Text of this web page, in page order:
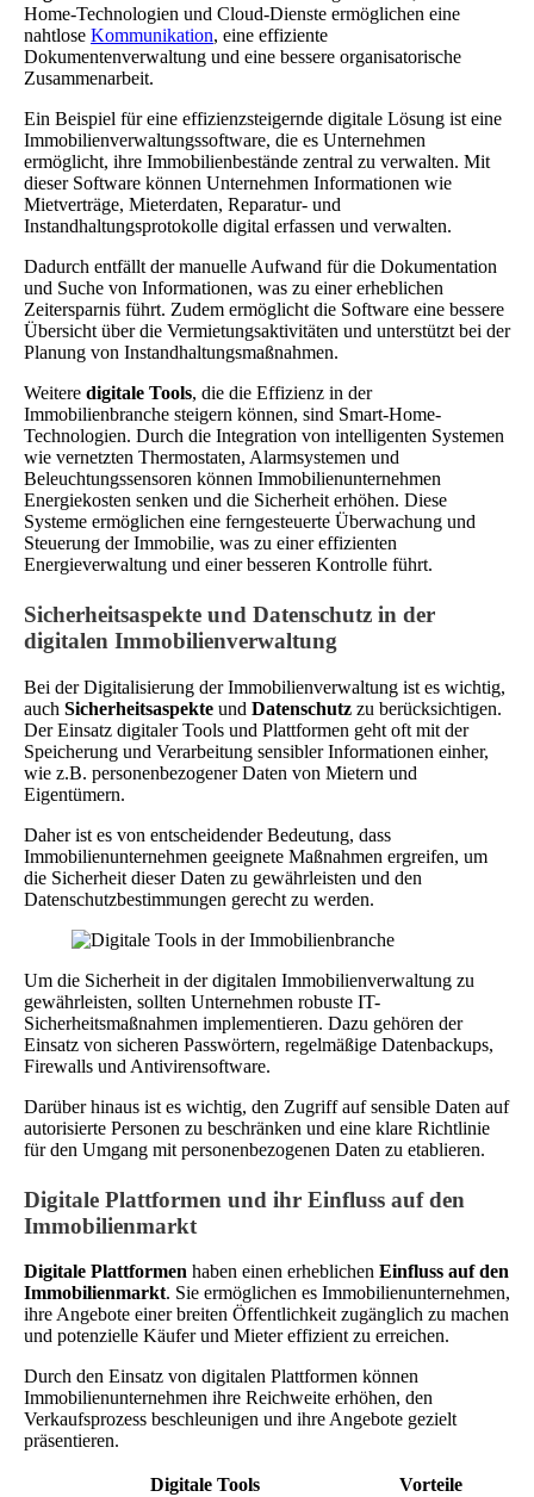
Home-Technologien und Cloud-Dienste ermöglichen eine
nahtlose Kommunikation, eine effiziente
Dokumentenverwaltung und eine bessere organisatorische
Zusammenarbeit.
Ein Beispiel für eine effizienzsteigernde digitale Lösung ist eine
Immobilienverwaltungssoftware, die es Unternehmen
ermöglicht, ihre Immobilienbestände zentral zu verwalten. Mit
dieser Software können Unternehmen Informationen wie
Mietverträge, Mieterdaten, Reparatur- und
Instandhaltungsprotokolle digital erfassen und verwalten.
Dadurch entfällt der manuelle Aufwand für die Dokumentation
und Suche von Informationen, was zu einer erheblichen
Zeitersparnis führt. Zudem ermöglicht die Software eine bessere
Übersicht über die Vermietungsaktivitäten und unterstützt bei der
Planung von Instandhaltungsmaßnahmen.
Weitere digitale Tools, die die Effizienz in der
Immobilienbranche steigern können, sind Smart-Home-
Technologien. Durch die Integration von intelligenten Systemen
wie vernetzten Thermostaten, Alarmsystemen und
Beleuchtungssensoren können Immobilienunternehmen
Energiekosten senken und die Sicherheit erhöhen. Diese
Systeme ermöglichen eine ferngesteuerte Überwachung und
Steuerung der Immobilie, was zu einer effizienten
Energieverwaltung und einer besseren Kontrolle führt.
Sicherheitsaspekte und Datenschutz in der
digitalen Immobilienverwaltung
Bei der Digitalisierung der Immobilienverwaltung ist es wichtig,
auch Sicherheitsaspekte und Datenschutz zu berücksichtigen.
Der Einsatz digitaler Tools und Plattformen geht oft mit der
Speicherung und Verarbeitung sensibler Informationen einher,
wie z.B. personenbezogener Daten von Mietern und
Eigentümern.
Daher ist es von entscheidender Bedeutung, dass
Immobilienunternehmen geeignete Maßnahmen ergreifen, um
die Sicherheit dieser Daten zu gewährleisten und den
Datenschutzbestimmungen gerecht zu werden.
Um die Sicherheit in der digitalen Immobilienverwaltung zu
gewährleisten, sollten Unternehmen robuste IT-
Sicherheitsmaßnahmen implementieren. Dazu gehören der
Einsatz von sicheren Passwörtern, regelmäßige Datenbackups,
Firewalls und Antivirensoftware.
Darüber hinaus ist es wichtig, den Zugriff auf sensible Daten auf
autorisierte Personen zu beschränken und eine klare Richtlinie
für den Umgang mit personenbezogenen Daten zu etablieren.
Digitale Plattformen und ihr Einfluss auf den
Immobilienmarkt
Digitale Plattformen haben einen erheblichen Einfluss auf den
Immobilienmarkt. Sie ermöglichen es Immobilienunternehmen,
ihre Angebote einer breiten Öffentlichkeit zugänglich zu machen
und potenzielle Käufer und Mieter effizient zu erreichen.
Durch den Einsatz von digitalen Plattformen können
Immobilienunternehmen ihre Reichweite erhöhen, den
Verkaufsprozess beschleunigen und ihre Angebote gezielt
präsentieren.
Digitale Tools Vorteile